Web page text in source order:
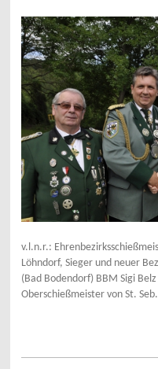
v.l.n.r.:
Löhndorf, Sieger und neuer
(Bad Bodendorf) BBM Sigi
Oberschießmeister von St.